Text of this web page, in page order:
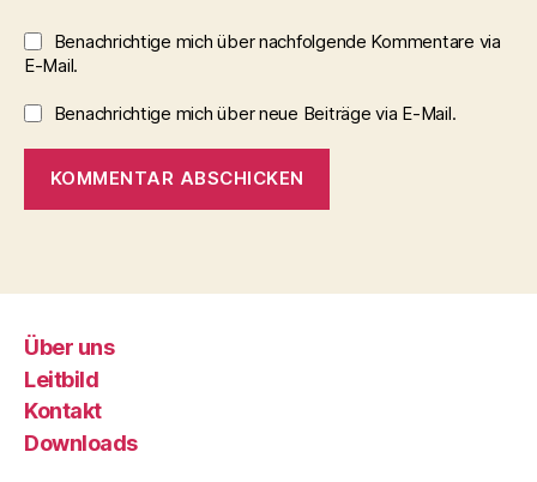
Benachrichtige mich über nachfolgende Kommentare via
E-Mail.
Benachrichtige mich über neue Beiträge via E-Mail.
Über uns
Leitbild
Kontakt
Downloads